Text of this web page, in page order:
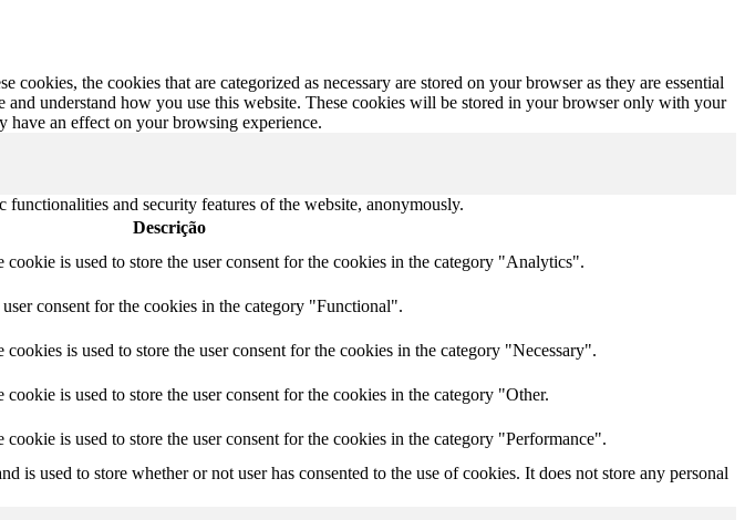
the cookies that are categorized as necessary are stored on your browser as they are essential
understand how you use this website. These cookies will be stored in your browser only with your
have an effect on your browsing experience.
and security features of the website, anonymously.
Descrição
is used to store the user consent for the cookies in the category "Analytics".
consent for the cookies in the category "Functional".
is used to store the user consent for the cookies in the category "Necessary".
is used to store the user consent for the cookies in the category "Other.
is used to store the user consent for the cookies in the category "Performance".
is used to store whether or not user has consented to the use of cookies. It does not store any personal